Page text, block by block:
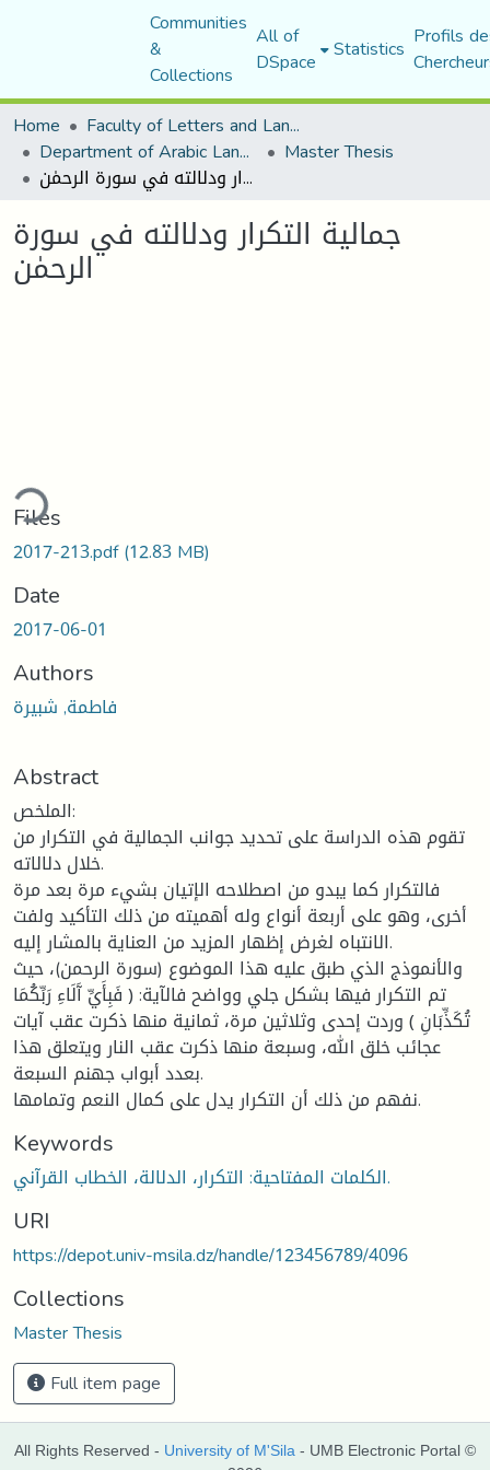
Communities
&
Collections
All of
DSpace Statistics Profils
Home
Faculty of Letters and Languages
Department of Arabic Language and Literature Master Thesis
جمالية التكرار ودلالته في سورة الرحمٰن
جمالية التكرار ودلالته في سورة
الرحمٰن
Files
2017-213.pdf(12.83 MB)
Date
2017-06-01
Authors
فاطمة, شبيرة
Abstract
الملخص:
تقوم هذه الدراسة على تحديد جوانب الجمالية في التكرار من
خلال دلالاته.
فالتكرار كما يبدو من اصطلاحه الإتيان بشيء مرة بعد مرة
أخرى، وهو على أربعة أنواع وله أهميته من ذلك التأكيد ولفت
الانتباه لغرض إظهار المزيد من العناية بالمشار إليه.
والأنموذج الذي طبق عليه هذا الموضوع (سورة الرحمن)، حيث
تم التكرار فيها بشكل جلي وواضح فالآية: ﴿ فَبِأَيِّ آَلَاءِ رَبِّكُمَا
تُكَذِّبَانِ ﴾ وردت إحدى وثلاثين مرة، ثمانية منها ذكرت عقب آيات
عجائب خلق الله، وسبعة منها ذكرت عقب النار ويتعلق هذا
بعدد أبواب جهنم السبعة.
نفهم من ذلك أن التكرار يدل على كمال النعم وتمامها.
Keywords
الكلمات المفتاحية: التكرار، الدلالة، الخطاب القرآني.
URI
https://depot.univ-msila.dz/handle/123456789/4096
Collections
Master Thesis
Full item page
All Rights Reserved - University of M'Sila - UMB Electronic Portal ©